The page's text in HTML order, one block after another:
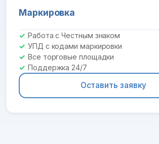
Маркировка
Работа с Честным знаком
УПД с кодами маркировки
Все торговые площадки
Поддержка 24/7
Оставить заявку